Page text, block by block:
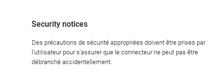
Security notices
Des précautions de sécurité appropriées doivent être prises par
l'utilisateur pour s'assurer que le connecteur ne peut pas être
débranché accidentellement.